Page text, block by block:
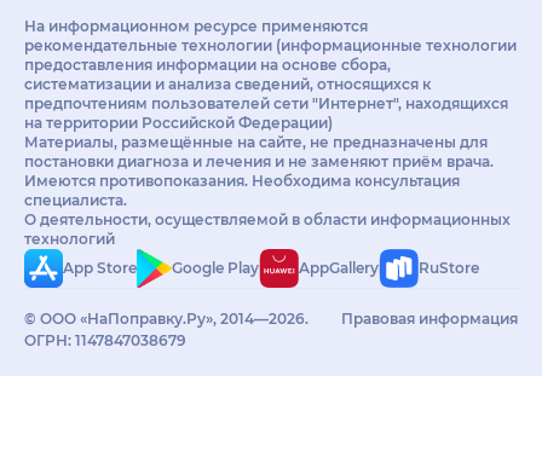
На информационном ресурсе применяются
рекомендательные технологии (информационные технологии
предоставления информации на основе сбора,
систематизации и анализа сведений, относящихся к
предпочтениям пользователей сети "Интернет", находящихся
на территории Российской Федерации)
Материалы, размещённые на сайте, не предназначены для
постановки диагноза и лечения и не заменяют приём врача.
Имеются противопоказания. Необходима консультация
специалиста.
О деятельности, осуществляемой в области информационных
технологий
App Store
Google Play AppGallery RuStore
© ООО «НаПоправку.Ру», 2014—2026.
ОГРН: 1147847038679
Правовая информация